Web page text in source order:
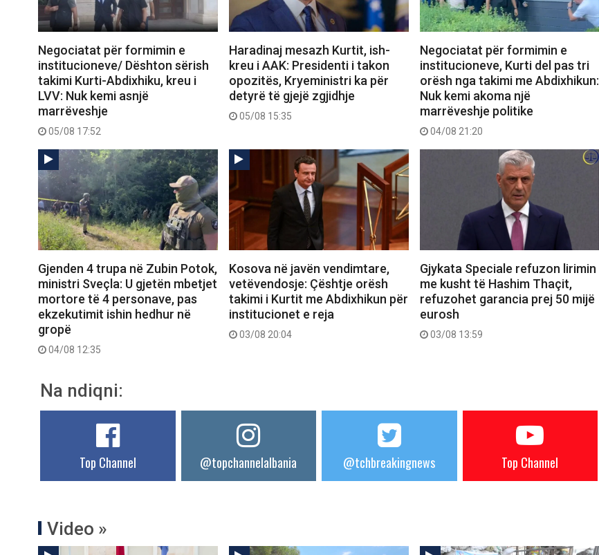
Negociatat për formimin e
institucioneve/ Dështon sërish
takimi Kurti-Abdixhiku, kreu i
LVV: Nuk kemi asnjë
marrëveshje
05/08 17:52
Haradinaj mesazh Kurtit, ish-
kreu i AAK: Presidenti i takon
opozitës, Kryeministri ka për
detyrë të gjejë zgjidhje
05/08 15:35
Negociatat për formimin e
institucioneve, Kurti del pas tri
orësh nga takimi me Abdixhikun:
Nuk kemi akoma një
marrëveshje politike
04/08 21:20
Gjenden 4 trupa në Zubin Potok,
ministri Sveçla: U gjetën mbetjet
mortore të 4 personave, pas
ekzekutimit ishin hedhur në
gropë
04/08 12:35
Kosova në javën vendimtare,
vetëvendosje: Çështje orësh
takimi i Kurtit me Abdixhikun për
institucionet e reja
03/08 20:04
Gjykata Speciale refuzon lirimin
me kusht të Hashim Thaçit,
refuzohet garancia prej 50 mijë
eurosh
03/08 13:59
Na ndiqni:
Top Channel @topchannelalbania @tchbreakingnews Top Channel
Video »